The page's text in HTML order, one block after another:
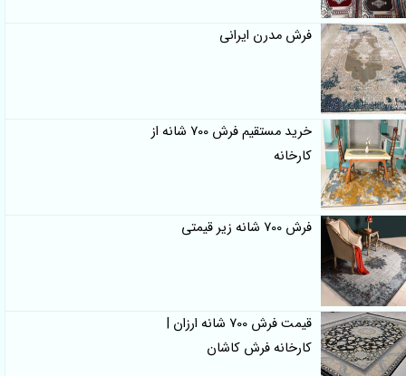
فرش مدرن ایرانی
خرید مستقیم فرش 700 شانه از
کارخانه
فرش 700 شانه زیر قیمتی
قیمت فرش 700 شانه ارزان |
کارخانه فرش کاشان